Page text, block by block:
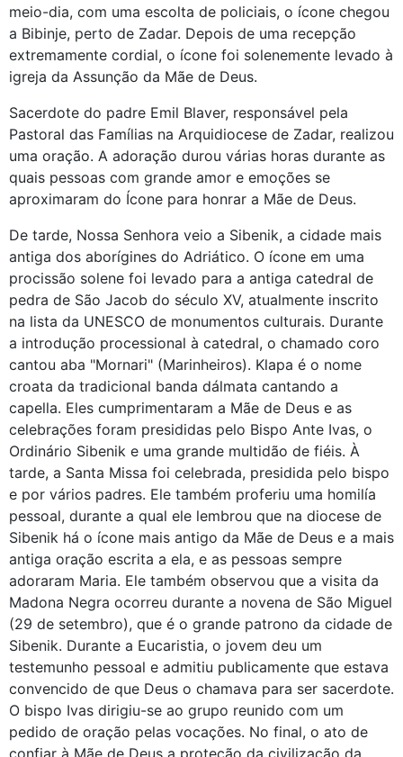
meio-dia, com uma escolta de policiais, o ícone chegou
a Bibinje, perto de Zadar. Depois de uma recepção
extremamente cordial, o ícone foi solenemente levado à
igreja da Assunção da Mãe de Deus.
Sacerdote do padre Emil Blaver, responsável pela
Pastoral das Famílias na Arquidiocese de Zadar, realizou
uma oração. A adoração durou várias horas durante as
quais pessoas com grande amor e emoções se
aproximaram do Ícone para honrar a Mãe de Deus.
De tarde, Nossa Senhora veio a Sibenik, a cidade mais
antiga dos aborígines do Adriático. O ícone em uma
procissão solene foi levado para a antiga catedral de
pedra de São Jacob do século XV, atualmente inscrito
na lista da UNESCO de monumentos culturais. Durante
a introdução processional à catedral, o chamado coro
cantou aba "Mornari" (Marinheiros). Klapa é o nome
croata da tradicional banda dálmata cantando a
capella. Eles cumprimentaram a Mãe de Deus e as
celebrações foram presididas pelo Bispo Ante Ivas, o
Ordinário Sibenik e uma grande multidão de fiéis. À
tarde, a Santa Missa foi celebrada, presidida pelo bispo
e por vários padres. Ele também proferiu uma homilía
pessoal, durante a qual ele lembrou que na diocese de
Sibenik há o ícone mais antigo da Mãe de Deus e a mais
antiga oração escrita a ela, e as pessoas sempre
adoraram Maria. Ele também observou que a visita da
Madona Negra ocorreu durante a novena de São Miguel
(29 de setembro), que é o grande patrono da cidade de
Sibenik. Durante a Eucaristia, o jovem deu um
testemunho pessoal e admitiu publicamente que estava
convencido de que Deus o chamava para ser sacerdote.
O bispo Ivas dirigiu-se ao grupo reunido com um
pedido de oração pelas vocações. No final, o ato de
confiar à Mãe de Deus a proteção da civilização da